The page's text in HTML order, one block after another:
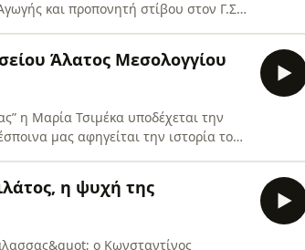
και προπονητή στίβου στον Γ.Σ.
Άλατος Μεσολογγίου
η Μαρία Τσιμέκα υποδέχεται την
μας αφηγείται την ιστορία του
η ψυχή της
ο Κωνσταντίνος